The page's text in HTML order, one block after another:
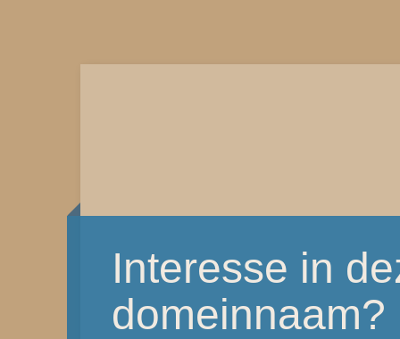
Interesse in
domeinnaam?